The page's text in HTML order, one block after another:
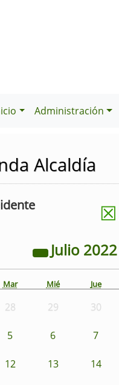
Administración
Alcaldía
☒
Julio 2022
Mar Mié Jue
28 29 30
5 6 7
12 13 14